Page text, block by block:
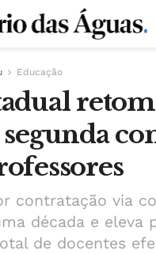
Educação
segunda
contratação via
década e eleva
de docentes